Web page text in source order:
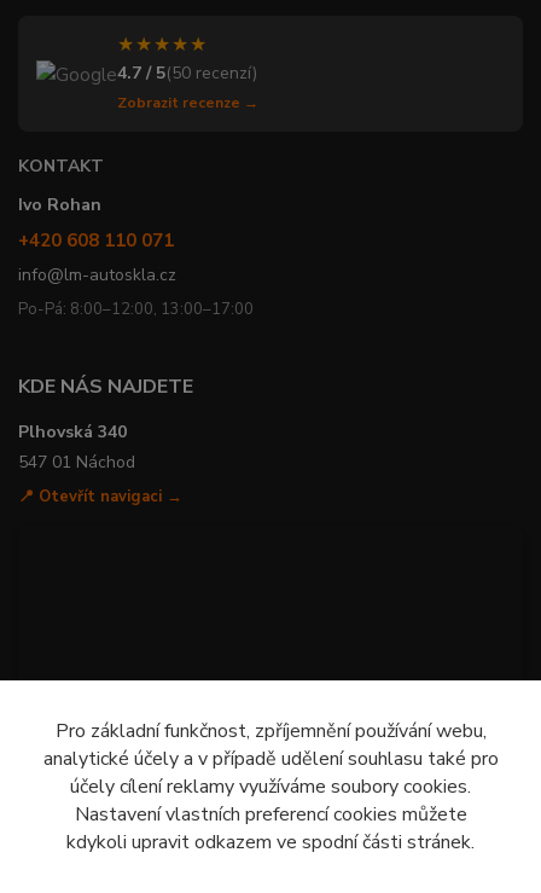
★★★★★
4.7 / 5(50 recenzí)
Zobrazit recenze →
KONTAKT
Ivo Rohan
+420 608 110 071
info@lm-autoskla.cz
Po-Pá: 8:00–12:00, 13:00–17:00
KDE NÁS NAJDETE
Plhovská 340
547 01 Náchod
📍 Otevřít navigaci →
Pro základní funkčnost, zpříjemnění používání webu,
analytické účely a v případě udělení souhlasu také pro
účely cílení reklamy využíváme soubory cookies.
Nastavení vlastních preferencí cookies můžete
kdykoli upravit odkazem ve spodní části stránek.